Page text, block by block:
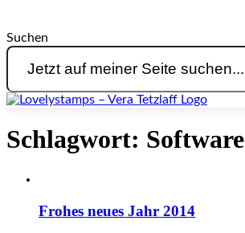
Suchen
Schlagwort: Software
Frohes neues Jahr 2014